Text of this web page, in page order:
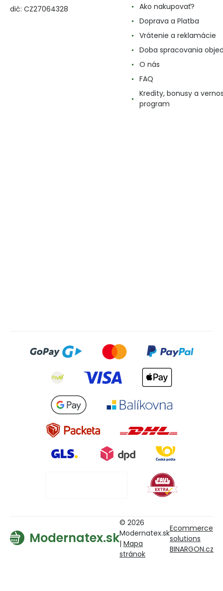
dič: CZ27064328
Ako nakupovať?
Doprava a Platba
Vrátenie a reklamácie
Doba spracovania
O nás
FAQ
Kredity, bonusy a
program
Modernatex.sk
© 2026
Modernatex.sk
| Mapa
stránok
Ecommerce
solutions
BINARGON.cz